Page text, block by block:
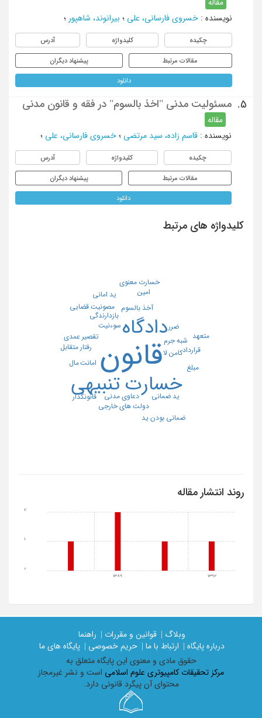
مقاله
نویسنده : خسروی فارسانی، علی ؛ بیرانوند، شاهپور ؛
چکیده کلیدواژه آدرس
مقالات مرتبط پیشنهاد دیگران
دانلود
5. مسئولیت مدنی "اخذ بالسوم" در فقه و قانون مدنی
مقاله
نویسنده : قاسم زاده، سید مرتضی ؛ خسروی فارسانی، علی ؛
چکیده کلیدواژه آدرس
مقالات مرتبط پیشنهاد دیگران
دانلود
کلیدواژه های مرتبط
قانون
خسارت تنبیهی
دادگاه
آخذ بالسوم
بازدارندگی
تقصیر عمدی
دعاوی مدنی
دولت های خارجی
رفتار متقابل
سوءنیت
شبه جرم
مصونیت قضایی
کامن لا
ید امانی
ید ضمانی
امانت
امین
خسارت معنوی
ضرر
ضمانی بودن ید
قانونگذار
قرارداد
مال
مبلغ
متعهد
روند انتشار مقاله
1389 1392
0
1
2
وبلاگ | قوانین و مقررات |
راهنما
درباره پایگاه |
ارتباط با ما | حریم خصوصی |
پایگاه های ما
حقوق مادی و معنوی اين پايگاه متعلق به
مرکز تحقیقات کامپیوتری علوم اسلامی است و نشر غیرمجاز
محتوای آن پیگرد قانونی دارد.